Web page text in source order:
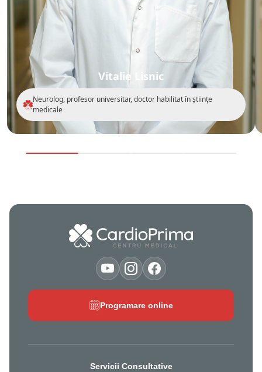
Vitalie Lisnic
Neurolog, profesor universitar, doctor habilitat în științe
medicale
Programare online
Servicii Consultative